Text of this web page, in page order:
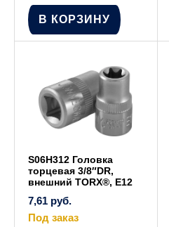
В КОРЗИНУ
S06H312 Головка
торцевая 3/8″DR,
внешний TORX®, Е12
7,61 руб.
Под заказ